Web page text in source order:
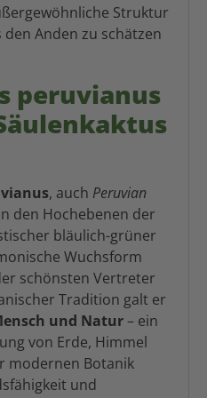
Struktur
Anden zu schätzen
peruvianus
, auch Peruvian
den Hochebenen der
bläulich-grüner
Wuchsform
schönsten Vertreter
Tradition galt er
und Natur– ein
von Erde, Himmel
modernen Botanik
und